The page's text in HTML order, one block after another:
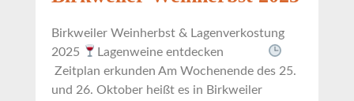
Birkweiler Weinherbst & Lagenverkostung
2025
Lagenweine entdecken
Zeitplan erkunden Am Wochenende des 25.
und 26. Oktober heißt es in Birkweiler